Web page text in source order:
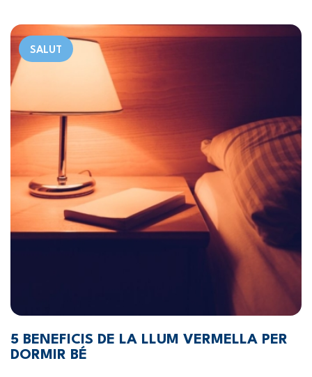
SALUT
5 BENEFICIS DE LA LLUM VERMELLA PER
DORMIR BÉ